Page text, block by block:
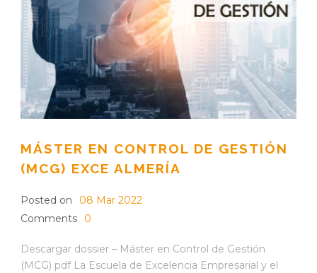
MÁSTER EN CONTROL DE GESTIÓN
(MCG) EXCE ALMERÍA
Posted on
08 Mar 2022
Comments
0
Descargar dossier – Máster en Control de Gestión
(MCG) pdf La Escuela de Excelencia Empresarial y el